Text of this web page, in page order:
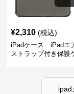
¥2,310 (税込)
iPadケース iPadエ
ストラップ付き保護
ipad